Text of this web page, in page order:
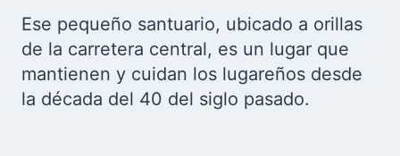
Ese pequeño santuario, ubicado a orillas
de la carretera central, es un lugar que
mantienen y cuidan los lugareños desde
la década del 40 del siglo pasado.